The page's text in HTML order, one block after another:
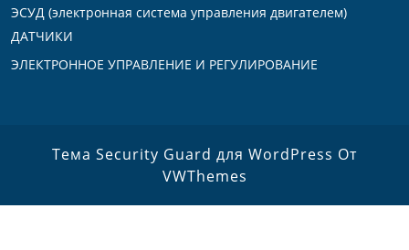
ЭСУД (электронная система управления двигателем)
ДАТЧИКИ
ЭЛЕКТРОННОЕ УПРАВЛЕНИЕ И РЕГУЛИРОВАНИЕ
Тема Security Guard для WordPress От
VWThemes